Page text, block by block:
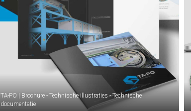
TA-PO | Brochure - Technische illustraties - Technische
documentatie